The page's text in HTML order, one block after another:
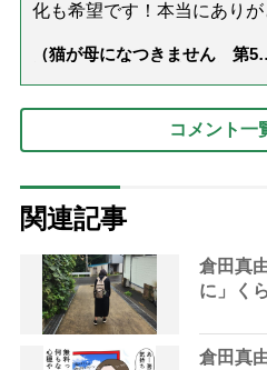
化も希望です！本当にありが
（猫が母になつきません 第
コメント一
関連記事
倉田真
に」く
倉田真